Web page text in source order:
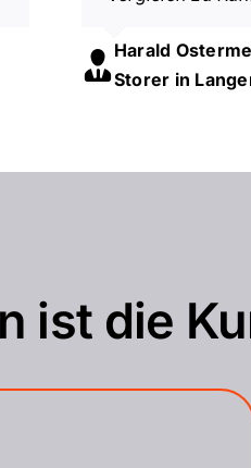
Harald
Storer in
ist die